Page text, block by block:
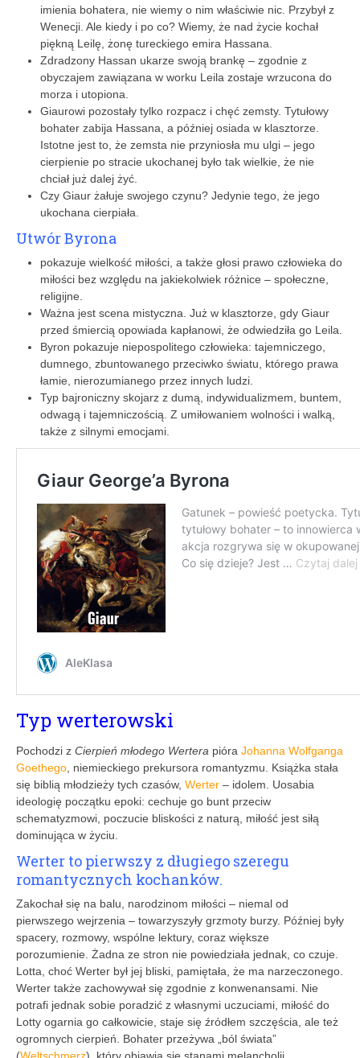
imienia bohatera, nie wiemy o nim właściwie nic. Przybył z
Wenecji. Ale kiedy i po co? Wiemy, że nad życie kochał
piękną Leilę, żonę tureckiego emira Hassana.
Zdradzony Hassan ukarze swoją brankę – zgodnie z
obyczajem zawiązana w worku Leila zostaje wrzucona do
morza i utopiona.
Giaurowi pozostały tylko rozpacz i chęć zemsty. Tytułowy
bohater zabija Hassana, a później osiada w klasztorze.
Istotne jest to, że zemsta nie przyniosła mu ulgi – jego
cierpienie po stracie ukochanej było tak wielkie, że nie
chciał już dalej żyć.
Czy Giaur żałuje swojego czynu? Jedynie tego, że jego
ukochana cierpiała.
Utwór Byrona
pokazuje wielkość miłości, a także głosi prawo człowieka do
miłości bez względu na jakiekolwiek różnice – społeczne,
religijne.
Ważna jest scena mistyczna. Już w klasztorze, gdy Giaur
przed śmiercią opowiada kapłanowi, że odwiedziła go Leila.
Byron pokazuje niepospolitego człowieka: tajemniczego,
dumnego, zbuntowanego przeciwko światu, którego prawa
łamie, nierozumianego przez innych ludzi.
Typ bajroniczny skojarz z dumą, indywidualizmem, buntem,
odwagą i tajemniczością. Z umiłowaniem wolności i walką,
także z silnymi emocjami.
Typ werterowski
Pochodzi z Cierpień młodego Wertera pióra Johanna Wolfganga
Goethego , niemieckiego prekursora romantyzmu. Książka stała
się biblią młodzieży tych czasów, Werter – idolem. Uosabia
ideologię początku epoki: cechuje go bunt przeciw
schematyzmowi, poczucie bliskości z naturą, miłość jest siłą
dominująca w życiu.
Werter to pierwszy z długiego szeregu
romantycznych kochanków.
Zakochał się na balu, narodzinom miłości – niemal od
pierwszego wejrzenia – towarzyszyły grzmoty burzy. Później były
spacery, rozmowy, wspólne lektury, coraz większe
porozumienie. Żadna ze stron nie powiedziała jednak, co czuje.
Lotta, choć Werter był jej bliski, pamiętała, że ma narzeczonego.
Werter także zachowywał się zgodnie z konwenansami. Nie
potrafi jednak sobie poradzić z własnymi uczuciami, miłość do
Lotty ogarnia go całkowicie, staje się źródłem szczęścia, ale też
ogromnych cierpień. Bohater przeżywa „ból świata”
(Weltschmerz), który objawia się stanami melancholii,